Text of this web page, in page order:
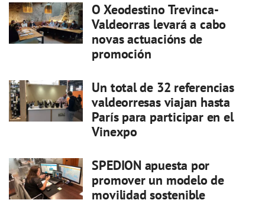
O Xeodestino Trevinca-
Valdeorras levará a cabo
novas actuacións de
promoción
Un total de 32 referencias
valdeorresas viajan hasta
París para participar en el
Vinexpo
SPEDION apuesta por
promover un modelo de
movilidad sostenible